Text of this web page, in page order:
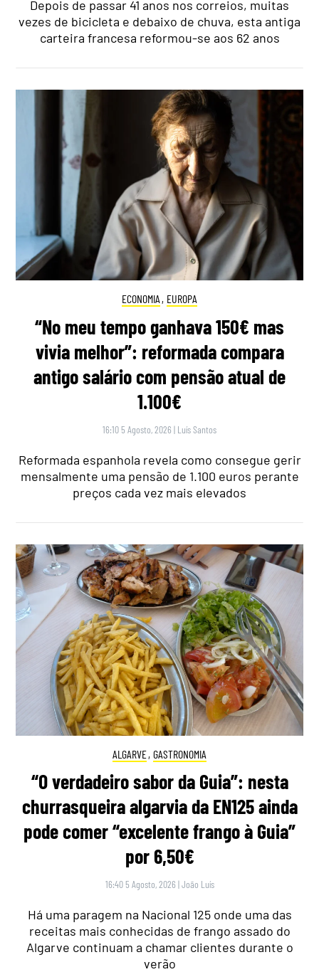
Depois de passar 41 anos nos correios, muitas
vezes de bicicleta e debaixo de chuva, esta antiga
carteira francesa reformou-se aos 62 anos
ECONOMIA , EUROPA
“No meu tempo ganhava 150€ mas
vivia melhor”: reformada compara
antigo salário com pensão atual de
1.100€
16:10 5 Agosto, 2026 | Luís Santos
Reformada espanhola revela como consegue gerir
mensalmente uma pensão de 1.100 euros perante
preços cada vez mais elevados
ALGARVE, GASTRONOMIA
“O verdadeiro sabor da Guia”: nesta
churrasqueira algarvia da EN125 ainda
pode comer “excelente frango à Guia”
por 6,50€
16:40 5 Agosto, 2026 |João Luís
Há uma paragem na Nacional 125 onde uma das
receitas mais conhecidas de frango assado do
Algarve continuam a chamar clientes durante o
verão